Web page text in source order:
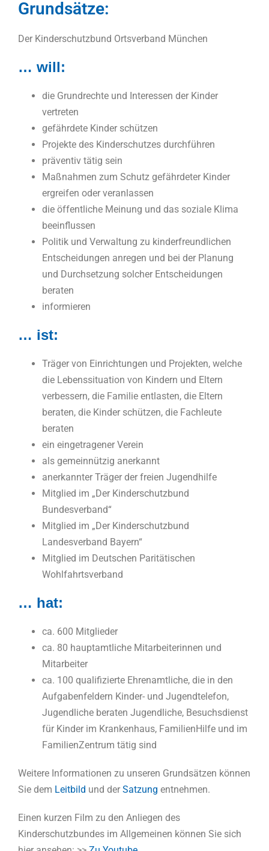
Grundsätze:
Der Kinderschutzbund Ortsverband München
… will:
die Grundrechte und Interessen der Kinder
vertreten
gefährdete Kinder schützen
Projekte des Kinderschutzes durchführen
präventiv tätig sein
Maßnahmen zum Schutz gefährdeter Kinder
ergreifen oder veranlassen
die öffentliche Meinung und das soziale Klima
beeinflussen
Politik und Verwaltung zu kinderfreundlichen
Entscheidungen anregen und bei der Planung
und Durchsetzung solcher Entscheidungen
beraten
informieren
… ist:
Träger von Einrichtungen und Projekten, welche
die Lebenssituation von Kindern und Eltern
verbessern, die Familie entlasten, die Eltern
beraten, die Kinder schützen, die Fachleute
beraten
ein eingetragener Verein
als gemeinnützig anerkannt
anerkannter Träger der freien Jugendhilfe
Mitglied im „Der Kinderschutzbund
Bundesverband“
Mitglied im „Der Kinderschutzbund
Landesverband Bayern“
Mitglied im Deutschen Paritätischen
Wohlfahrtsverband
… hat:
ca. 600 Mitglieder
ca. 80 hauptamtliche Mitarbeiterinnen und
Mitarbeiter
ca. 100 qualifizierte Ehrenamtliche, die in den
Aufgabenfeldern Kinder- und Jugendtelefon,
Jugendliche beraten Jugendliche, Besuchsdienst
für Kinder im Krankenhaus, FamilienHilfe und im
FamilienZentrum tätig sind
Weitere Informationen zu unseren Grundsätzen können
Sie dem Leitbild und der Satzung entnehmen.
Einen kurzen Film zu den Anliegen des
Kinderschutzbundes im Allgemeinen können Sie sich